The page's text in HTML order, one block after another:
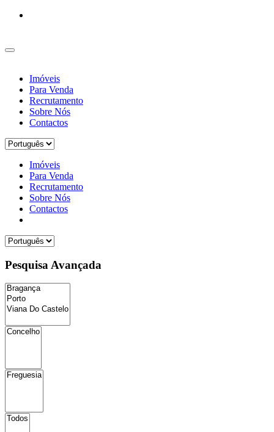
Imóveis
Para Venda
Recrutamento
Sobre Nós
Contactos
Imóveis
Para Venda
Recrutamento
Sobre Nós
Contactos
Pesquisa Avançada